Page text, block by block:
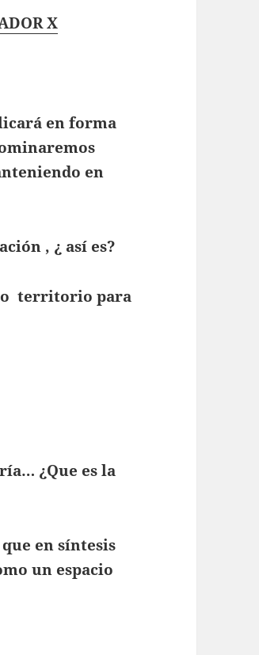
X
en forma
en
, ¿ así es?
territorio para
¿Que es la
en síntesis
un espacio